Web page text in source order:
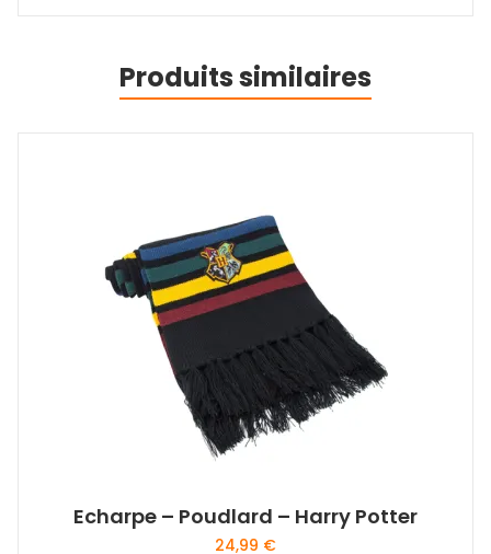
Produits similaires
Echarpe – Poudlard – Harry Potter
24,99 €